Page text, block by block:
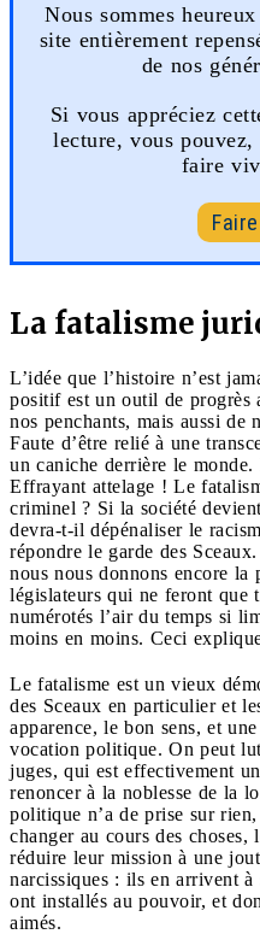
Nous sommes
site entièrement
de nos
Si vous appréciez
lecture, vous
faire
La fatalisme
L’idée que l’histoire n’est
positif est un outil de progrès
nos penchants, mais aussi de
Faute d’être relié à une
un caniche derrière le
Effrayant attelage ! Le
criminel ? Si la société
devra-t-il dépénaliser le
répondre le garde des
nous nous donnons encore la
législateurs qui ne feront que
numérotés l’air du temps si
moins en moins. Ceci
Le fatalisme est un vieux
des Sceaux en particulier et
apparence, le bon sens, et
vocation politique. On peut
juges, qui est effectivement
renoncer à la noblesse de la
politique n’a de prise sur
changer au cours des
réduire leur mission à une
narcissiques : ils en arrivent
ont installés au pouvoir, et
aimés.